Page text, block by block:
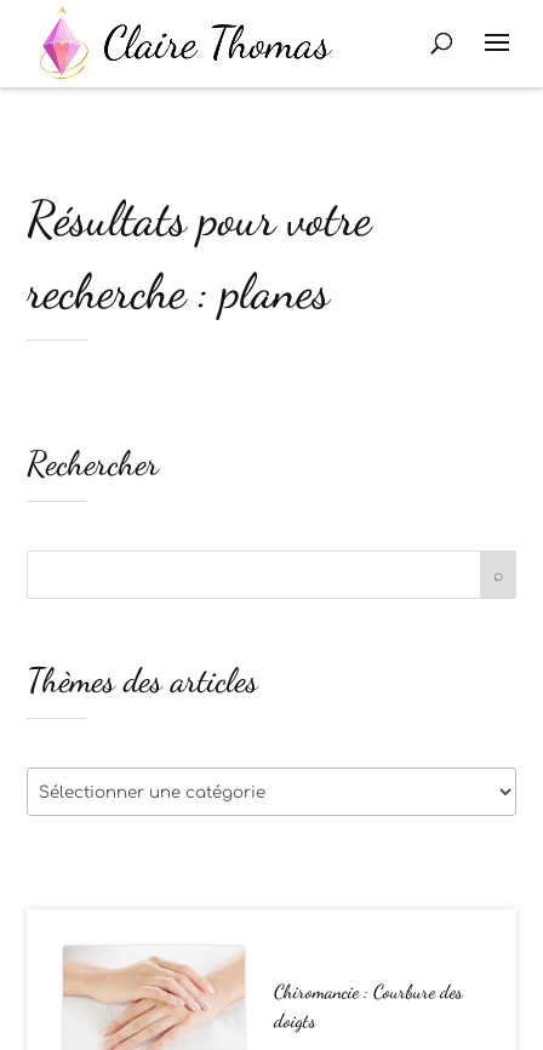
Résultats pour votre
recherche : planes
Chiromancie : Courbure des
doigts
Rechercher
Thèmes des articles
Thèmes
des